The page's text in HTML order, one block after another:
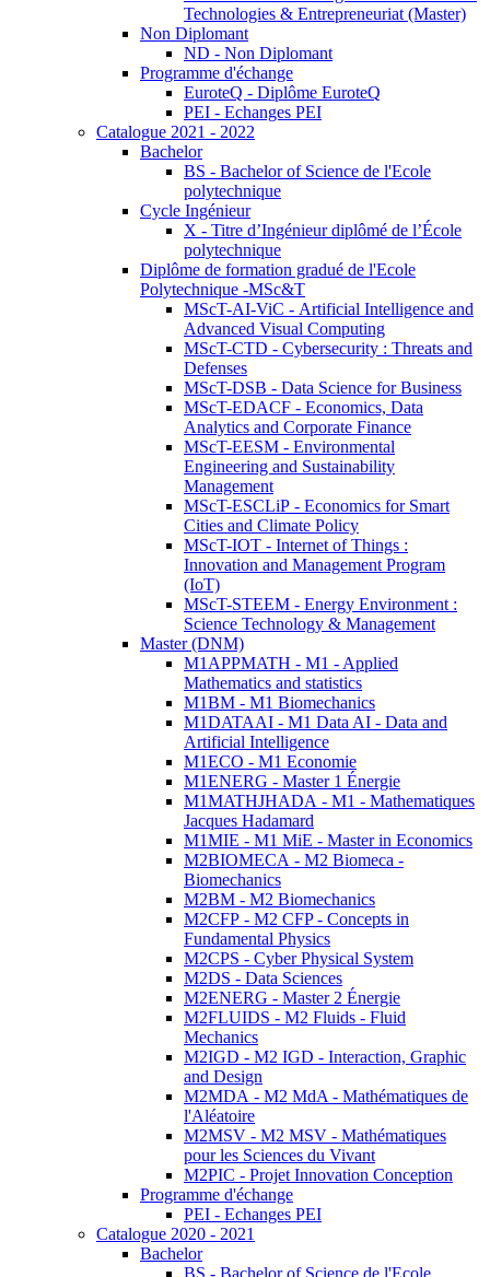
Technologies & Entrepreneuriat (Master)
Non Diplomant
ND - Non Diplomant
Programme d'échange
EuroteQ - Diplôme EuroteQ
PEI - Echanges PEI
Catalogue 2021 - 2022
Bachelor
BS - Bachelor of Science de l'Ecole
polytechnique
Cycle Ingénieur
X - Titre d’Ingénieur diplômé de l’École
polytechnique
Diplôme de formation gradué de l'Ecole
Polytechnique -MSc&T
MScT-AI-ViC - Artificial Intelligence and
Advanced Visual Computing
MScT-CTD - Cybersecurity : Threats and
Defenses
MScT-DSB - Data Science for Business
MScT-EDACF - Economics, Data
Analytics and Corporate Finance
MScT-EESM - Environmental
Engineering and Sustainability
Management
MScT-ESCLiP - Economics for Smart
Cities and Climate Policy
MScT-IOT - Internet of Things :
Innovation and Management Program
(IoT)
MScT-STEEM - Energy Environment :
Science Technology & Management
Master (DNM)
M1APPMATH - M1 - Applied
Mathematics and statistics
M1BM - M1 Biomechanics
M1DATAAI - M1 Data AI - Data and
Artificial Intelligence
M1ECO - M1 Economie
M1ENERG - Master 1 Énergie
M1MATHJHADA - M1 - Mathematiques
Jacques Hadamard
M1MIE - M1 MiE - Master in Economics
M2BIOMECA - M2 Biomeca -
Biomechanics
M2BM - M2 Biomechanics
M2CFP - M2 CFP - Concepts in
Fundamental Physics
M2CPS - Cyber Physical System
M2DS - Data Sciences
M2ENERG - Master 2 Énergie
M2FLUIDS - M2 Fluids - Fluid
Mechanics
M2IGD - M2 IGD - Interaction, Graphic
and Design
M2MDA - M2 MdA - Mathématiques de
l'Aléatoire
M2MSV - M2 MSV - Mathématiques
pour les Sciences du Vivant
M2PIC - Projet Innovation Conception
Programme d'échange
PEI - Echanges PEI
Catalogue 2020 - 2021
Bachelor
BS - Bachelor of Science de l'Ecole